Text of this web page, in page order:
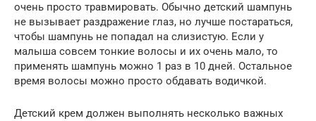
очень просто травмировать. Обычно детский шампунь
не вызывает раздражение глаз, но лучше постараться,
чтобы шампунь не попадал на слизистую. Если у
малыша совсем тонкие волосы и их очень мало, то
применять шампунь можно 1 раз в 10 дней. Остальное
время волосы можно просто обдавать водичкой.
Детский крем должен выполнять несколько важных